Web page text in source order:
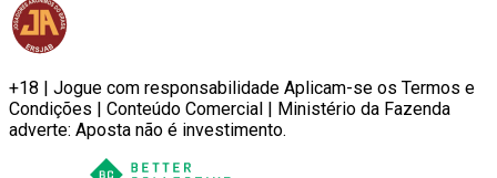
+18 | Jogue com responsabilidade Aplicam-se os Termos e
Condições | Conteúdo Comercial | Ministério da Fazenda
adverte: Aposta não é investimento.